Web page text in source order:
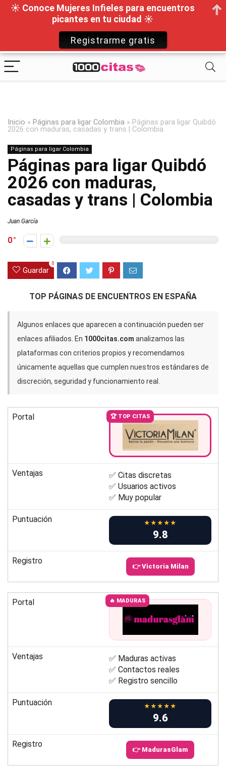
Inicio » Páginas para ligar Colombia » Páginas para ligar Quibdó
2026 con maduras, casadas y trans | Colombia
Páginas para ligar Colombia
Páginas para ligar Quibdó
2026 con maduras,
casadas y trans | Colombia
Juan García
0
Guardar
0
TOP PÁGINAS DE ENCUENTROS EN ESPAÑA
Algunos enlaces que aparecen a continuación pueden ser
enlaces afiliados. En 1000citas.com analizamos las
plataformas con criterios propios y recomendamos
únicamente aquellas que cumplen nuestros estándares de
discreción, seguridad y funcionamiento real.
Portal 🏆 TOP CITAS
Ventajas
✅ Citas discretas
✅ Usuarios activos
✅ Muy popular
Puntuación ★★★★★
9.8
Registro
👉 Victoria Milan
Portal 🔥 MADURAS
Ventajas
✅ Maduras activas
✅ Contactos reales
✅ Registro sencillo
Puntuación ★★★★★
9.6
Registro
👉 MadurasGlam
☀ Conoce Mujeres Infieles para encuentros
picantes en tu ciudad ☀
Registrarme gratis